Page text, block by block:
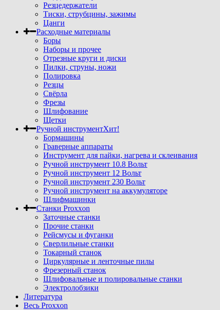
Резцедержатели
Тиски, струбцины, зажимы
Цанги
Расходные материалы
Боры
Наборы и прочее
Отрезные круги и диски
Пилки, струны, ножи
Полировка
Резцы
Свёрла
Фрезы
Шлифование
Щетки
Ручной инструментХит!
Бормашины
Граверные аппараты
Инструмент для пайки, нагрева и склеивания
Ручной инструмент 10.8 Вольт
Ручной инструмент 12 Вольт
Ручной инструмент 230 Вольт
Ручной инструмент на аккумуляторе
Шлифмашинки
Станки Proxxon
Заточные станки
Прочие станки
Рейсмусы и фуганки
Сверлильные станки
Токарный станок
Циркулярные и ленточные пилы
Фрезерный станок
Шлифовальные и полировальные станки
Электролобзики
Литература
Весь Proxxon